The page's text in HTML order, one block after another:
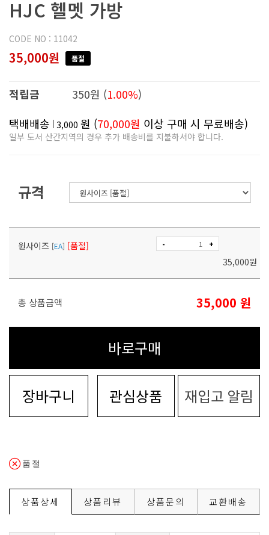
HJC 헬멧 가방
CODE NO : 11042
35,000원 품절
적립금 350원 (1.00%)
택배배송 3,000 원 (70,000원 이상 구매 시 무료배송)
일부 도서 산간지역의 경우 추가 배송비를 지불하셔야 합니다.
규격
원사이즈 [EA] [품절] - +
35,000원
총 상품금액 35,000 원
바로구매
장바구니 관심상품 재입고 알림
품절
상품상세 상품리뷰 상품문의 교환배송